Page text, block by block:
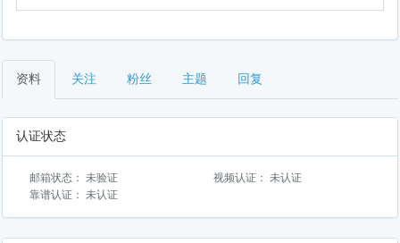
资料 关注 粉丝 主题 回复
认证状态
邮箱状态： 未验证
视频认证： 未认证
靠谱认证： 未认证